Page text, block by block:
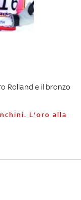
Rolland e il bronzo